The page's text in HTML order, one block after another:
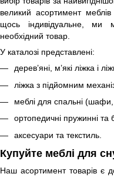
великий асортимент
щось індивідуальне, ми
необхідний товар.
У каталозі представлені:
дерев’яні м’які ліжка і
ліжка з підйомним
меблі для спальні (шафи
ортопедичні пружинні та
аксесуари та текстиль
Купуйте меблі для
Наш асортимент товарів є